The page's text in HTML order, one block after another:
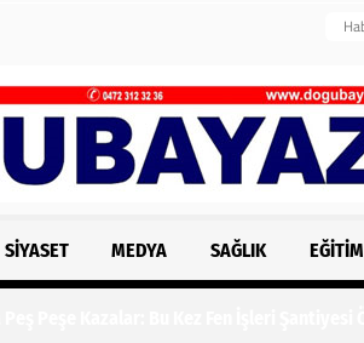
SIYASET MEDYA SAĞLIK EĞITIM